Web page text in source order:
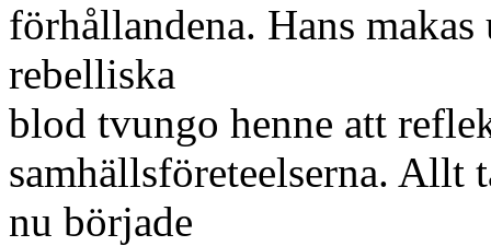
förhållandena. Hans
rebelliska
blod tvungo henne att
samhällsföreteelserna. Allt
nu började